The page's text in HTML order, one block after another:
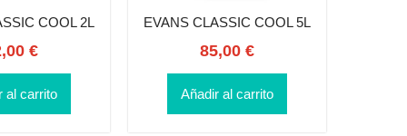
COOL 2L
€
al carrito
EVANS CLASSIC COOL 5L
85,00 €
Añadir al carrito